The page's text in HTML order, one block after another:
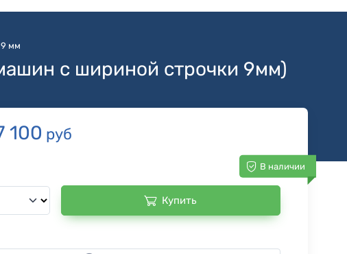
9 мм
с шириной строчки 9мм)
100 руб
В наличии
Купить